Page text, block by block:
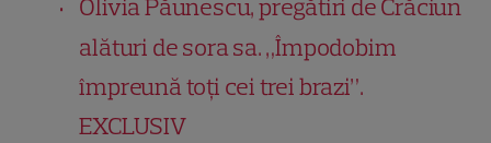
Olivia Păunescu, pregătiri de Crăciun
alături de sora sa. „Împodobim
împreună toţi cei trei brazi”.
EXCLUSIV